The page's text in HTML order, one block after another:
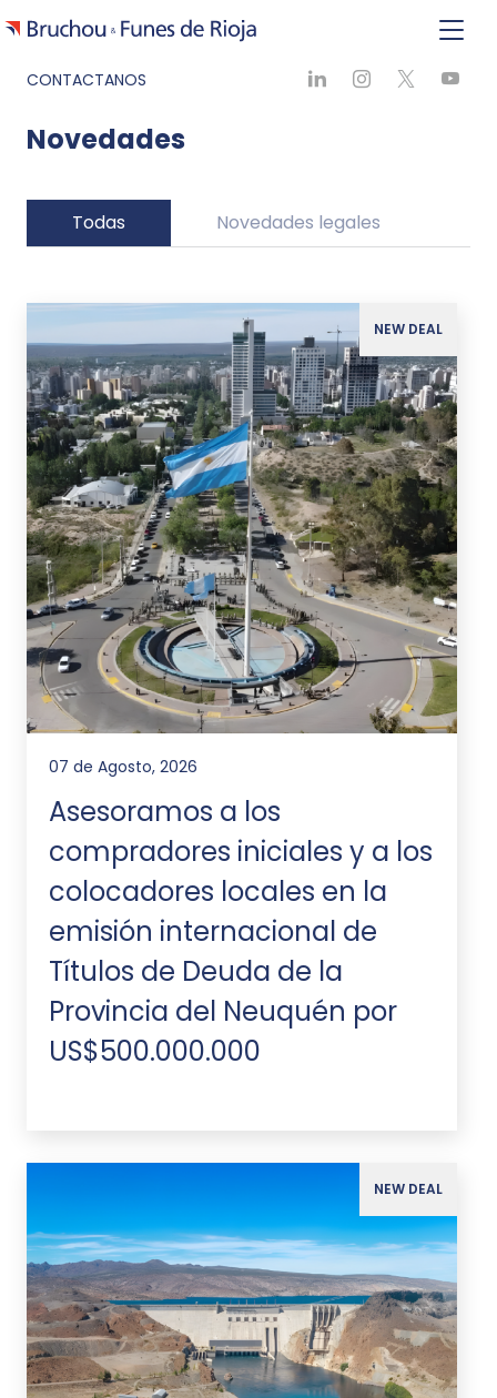
CONTACTANOS
Novedades
Todas Novedades legales
NEW DEAL
07 de Agosto, 2026
Asesoramos a los
compradores iniciales y a los
colocadores locales en la
emisión internacional de
Títulos de Deuda de la
Provincia del Neuquén por
US$500.000.000
NEW DEAL